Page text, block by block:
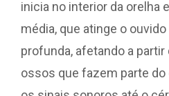
inicia no interior da orelha
média, que atinge o
profunda, afetando a
ossos que fazem parte do